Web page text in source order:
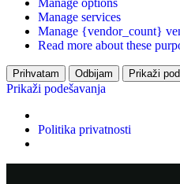
Manage options
Manage services
Manage {vendor_count}
Read more about these
Prihvatam Odbijam Prikaži
Prikaži podešavanja
Politika privatnosti